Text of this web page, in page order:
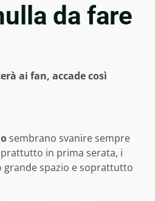
da fare
ai fan, accade così
sembrano svanire sempre
in prima serata, i
grande spazio e soprattutto